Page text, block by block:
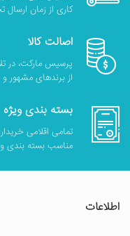
کاری از زمان ارسال
اصالت کالا
پرسیس مارکت، در
از برندهای مشهور و
بسته بندی ویژه
تمامی اقلامی
مناسب بسته بندی
اطلاعات